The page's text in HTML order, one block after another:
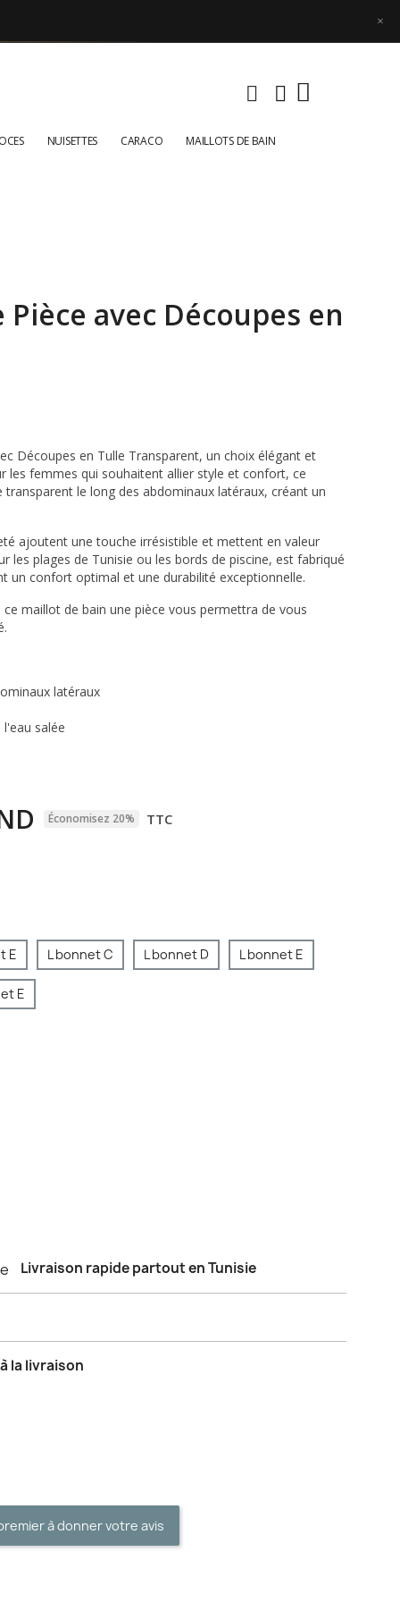
×
NUISETTES CARACO MAILLOTS DE BAIN
avec Découpes en
Découpes en Tulle Transparent, un choix élégant et
les femmes qui souhaitent allier style et confort, ce
le long des abdominaux latéraux, créant un
ajoutent une touche irrésistible et mettent en valeur
les plages de Tunisie ou les bords de piscine, est fabriqué
un confort optimal et une durabilité exceptionnelle.
maillot de bain une pièce vous permettra de vous
latéraux
salée
Économisez 20% TTC
E L bonnet C L bonnet D L bonnet E
E
Livraison rapide partout en Tunisie
la livraison
à donner votre avis